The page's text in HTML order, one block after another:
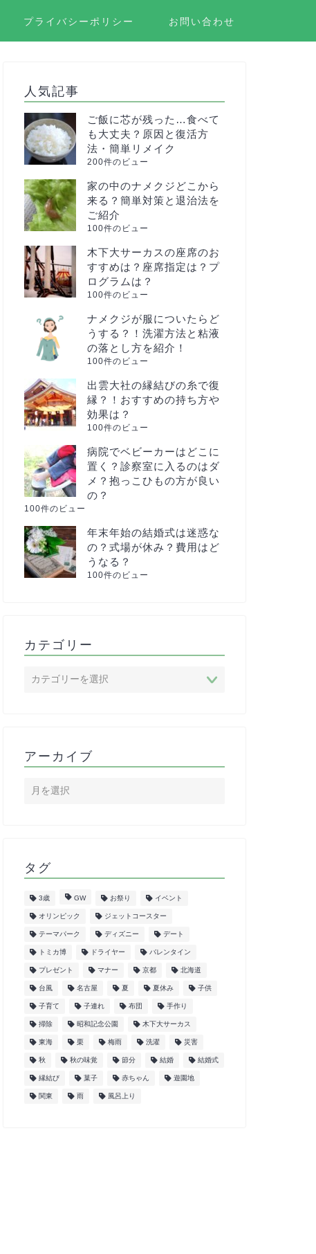
プライバシーポリシー お問い合わせ
人気記事
ご飯に芯が残った…食べて
も大丈夫？原因と復活方
法・簡単リメイク
200件のビュー
家の中のナメクジどこから
来る？簡単対策と退治法を
ご紹介
100件のビュー
木下大サーカスの座席のお
すすめは？座席指定は？プ
ログラムは？
100件のビュー
ナメクジが服についたらど
うする？！洗濯方法と粘液
の落とし方を紹介！
100件のビュー
出雲大社の縁結びの糸で復
縁？！おすすめの持ち方や
効果は？
100件のビュー
病院でベビーカーはどこに
置く？診察室に入るのはダ
メ？抱っこひもの方が良い
の？
100件のビュー
年末年始の結婚式は迷惑な
の？式場が休み？費用はど
うなる？
100件のビュー
カテゴリー
アーカイブ
タグ
3歳 GW お祭り イベント
オリンピック ジェットコースター
テーマパーク ディズニー デート
トミカ博 ドライヤー バレンタイン
プレゼント マナー 京都 北海道
台風 名古屋 夏 夏休み 子供
子育て 子連れ 布団 手作り
掃除 昭和記念公園 木下大サーカス
東海 栗 梅雨 洗濯 災害
秋 秋の味覚 節分 結婚 結婚式
縁結び 菓子 赤ちゃん 遊園地
関東 雨 風呂上り